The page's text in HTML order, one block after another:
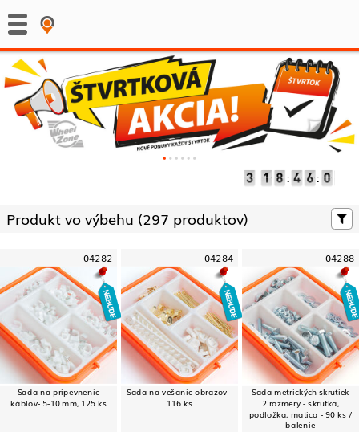
: :
Produkt vo výbehu (297 produktov)
04282
Sada na pripevnenie
káblov- 5-10 mm, 125 ks
04284
Sada na vešanie obrazov -
116 ks
04288
Sada metrických skrutiek
2 rozmery - skrutka,
podložka, matica - 90 ks /
balenie